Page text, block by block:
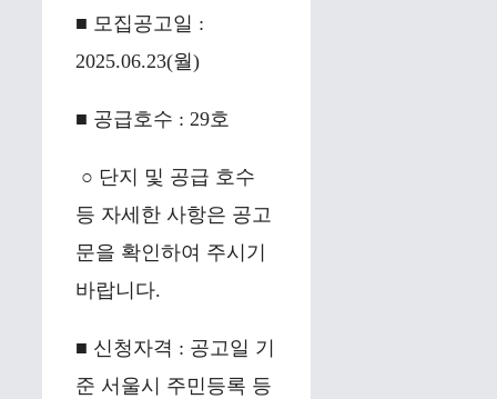
■ 모집공고일 :
2025.06.23(월)
■ 공급호수 : 29호
○ 단지 및 공급 호수
등 자세한 사항은 공고
문을 확인하여 주시기
바랍니다.
■ 신청자격 : 공고일 기
준 서울시 주민등록 등